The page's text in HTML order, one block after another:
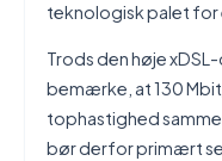
teknologisk palet for
Trods den høje
bemærke, at 130
tophastighed
bør derfor primært